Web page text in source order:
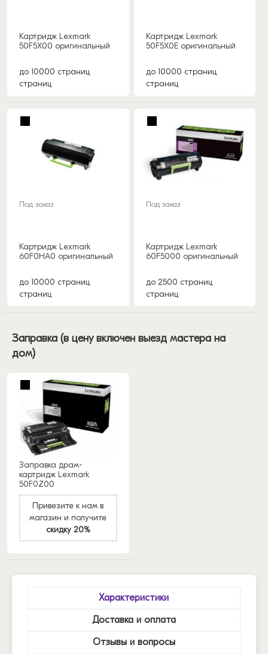
Картридж Lexmark
50F5X00 оригинальный
до 10000 страниц
страниц
Картридж Lexmark
50F5X0E оригинальный
до 10000 страниц
страниц
Под заказ
Картридж Lexmark
60F0HA0 оригинальный
до 10000 страниц
страниц
Под заказ
Картридж Lexmark
60F5000 оригинальный
до 2500 страниц
страниц
Заправка (в цену включен выезд мастера на
дом)
Заправка драм-
картридж Lexmark
50F0Z00
Привезите к нам в
магазин и получите
скидку 20%
Характеристики
Доставка и оплата
Отзывы и вопросы